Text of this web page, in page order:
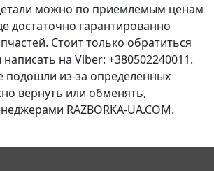
можно по приемлемым ценам
достаточно гарантированно
Стоит только обратиться
на Viber: +380502240011.
подошли из-за определенных
вернуть или обменять,
RAZBORKA-UA.COM.